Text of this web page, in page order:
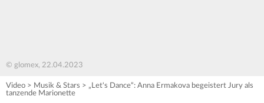
© glomex, 22.04.2023
Video > Musik & Stars > „Let's Dance“: Anna Ermakova begeistert Jury als
tanzende Marionette